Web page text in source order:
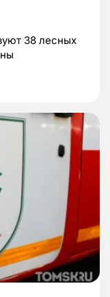
38 лесных